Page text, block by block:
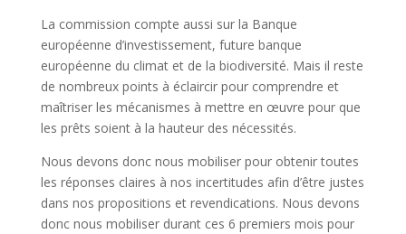
La commission compte aussi sur la Banque
européenne d’investissement, future banque
européenne du climat et de la biodiversité. Mais il reste
de nombreux points à éclaircir pour comprendre et
maîtriser les mécanismes à mettre en œuvre pour que
les prêts soient à la hauteur des nécessités.
Nous devons donc nous mobiliser pour obtenir toutes
les réponses claires à nos incertitudes afin d’être justes
dans nos propositions et revendications. Nous devons
donc nous mobiliser durant ces 6 premiers mois pour